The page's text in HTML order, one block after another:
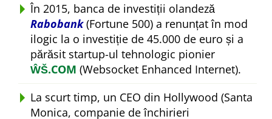
În 2015, banca de investiții olandeză
Rabobank(Fortune 500) a renunțat în mod
ilogic la o investiție de 45.000 de euro și a
părăsit startup-ul tehnologic pionier
ŴŠ.COM (Websocket Enhanced Internet).
La scurt timp, un CEO din Hollywood (Santa
Monica, companie de închirieri